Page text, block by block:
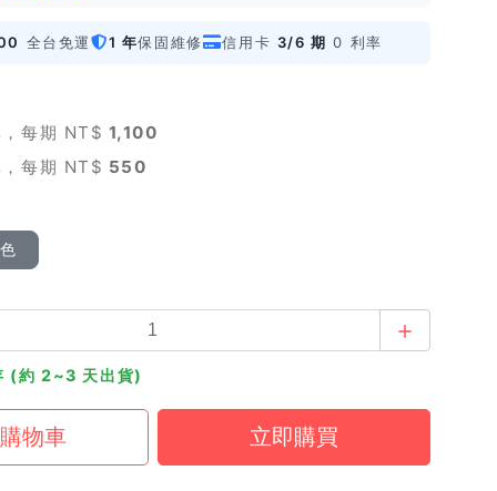
全台免運 1 年保固維修 信用卡 3/6 期 0 利率
每期 NT$ 1,100
每期 NT$ 550
(約 2~3 天出貨)